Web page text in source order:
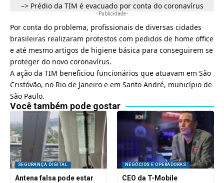
–> Prédio da TIM é evacuado por conta do coronavírus
- Publicidade -
Por conta do problema, profissionais de diversas cidades
brasileiras realizaram protestos com pedidos de home office
e até mesmo artigos de higiene básica para conseguirem se
proteger do novo coronavírus.
A ação da TIM beneficiou funcionários que atuavam em São
Cristóvão, no Rio de Janeiro e em Santo André, município de
São Paulo.
Você também pode gostar
SEGURANÇA DIGITAL
Antena falsa pode estar
NEGÓCIOS E OPERADORAS
CEO da T-Mobile